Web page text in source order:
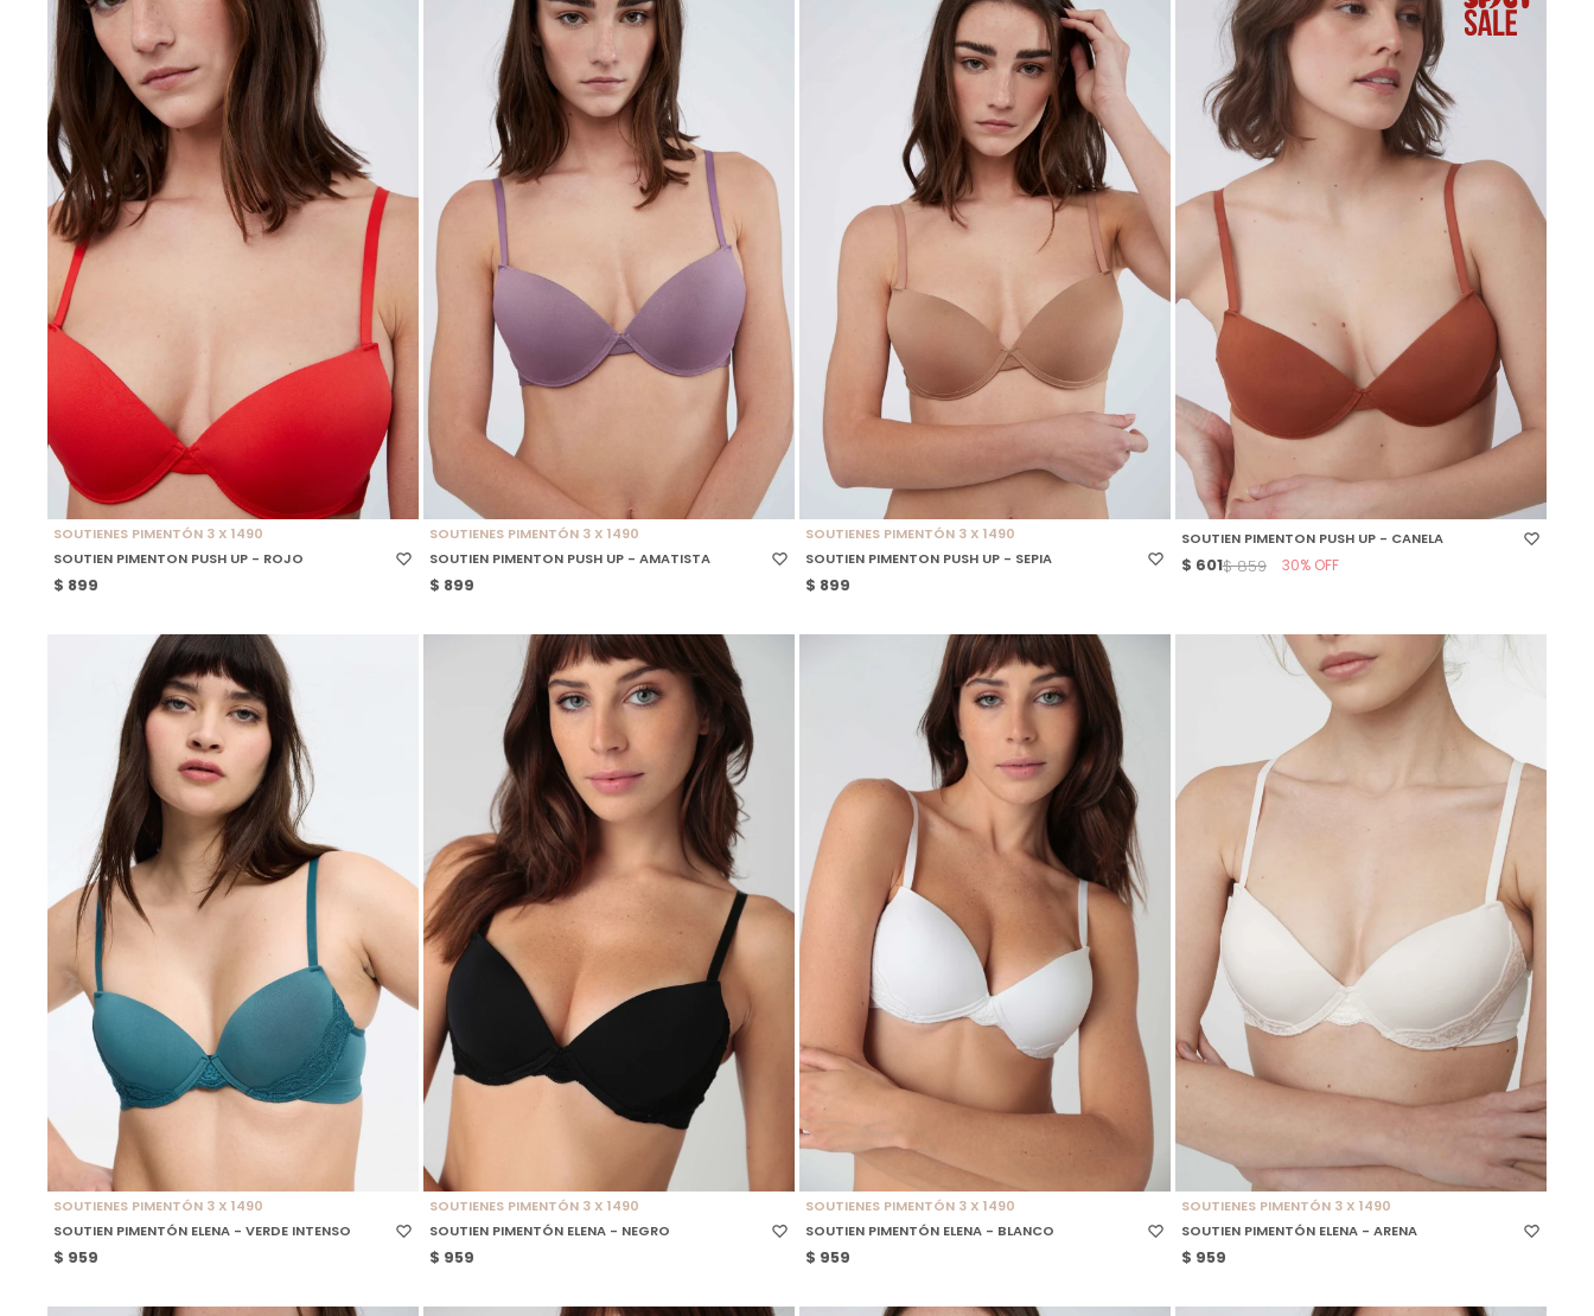
SELECCIONAR TALLE
SOUTIENES PIMENTÓN 3 X 1490
SOUTIEN PIMENTON PUSH UP - ROJO
$ 899
SELECCIONAR TALLE
SOUTIENES PIMENTÓN 3 X 1490
SOUTIEN PIMENTON PUSH UP - AMATISTA
$ 899
SELECCIONAR TALLE
SOUTIENES PIMENTÓN 3 X 1490
SOUTIEN PIMENTON PUSH UP - SEPIA
$ 899
SELECCIONAR TALLE
SOUTIEN PIMENTON PUSH UP - CANELA
$ 601$ 859 30
SELECCIONAR TALLE
SOUTIENES PIMENTÓN 3 X 1490
SOUTIEN PIMENTÓN ELENA - VERDE INTENSO
$ 959
SELECCIONAR TALLE
SOUTIENES PIMENTÓN 3 X 1490
SOUTIEN PIMENTÓN ELENA - NEGRO
$ 959
SELECCIONAR TALLE
SOUTIENES PIMENTÓN 3 X 1490
SOUTIEN PIMENTÓN ELENA - BLANCO
$ 959
SELECCIONAR TALLE
SOUTIENES PIMENTÓN 3 X 1490
SOUTIEN PIMENTÓN ELENA - ARENA
$ 959